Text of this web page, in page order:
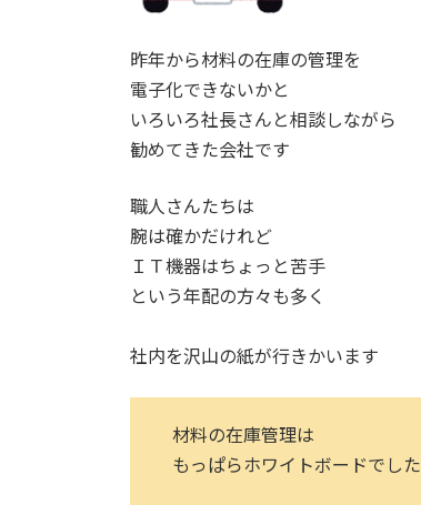
昨年から材料の在庫の管理を
電子化できないかと
いろいろ社長さんと相談しながら
勧めてきた会社です
職人さんたちは
腕は確かだけれど
ＩＴ機器はちょっと苦手
という年配の方々も多く
社内を沢山の紙が行きかいます
材料の在庫管理は
もっぱらホワイトボードでした